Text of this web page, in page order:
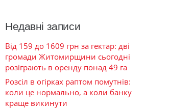
Недавні записи
Від 159 до 1609 грн за гектар: дві
громади Житомирщини сьогодні
розіграють в оренду понад 49 га
Розсіл в огірках раптом помутнів:
коли це нормально, а коли банку
краще викинути